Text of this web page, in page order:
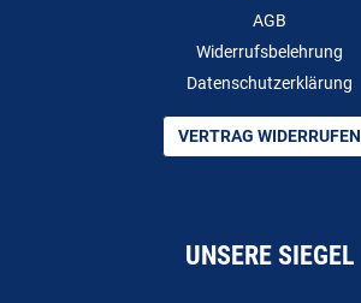
AGB
Widerrufsbelehrung
Datenschutzerklärung
VERTRAG WIDERRUFEN
UNSERE SIEGEL